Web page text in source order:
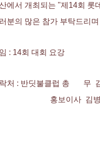
에서 개최되는 "제14회 롯
분의 많은 참가 부탁드리
: 14회 대회 요강
처 : 반딧불클럽 총 무
보이사 김병채